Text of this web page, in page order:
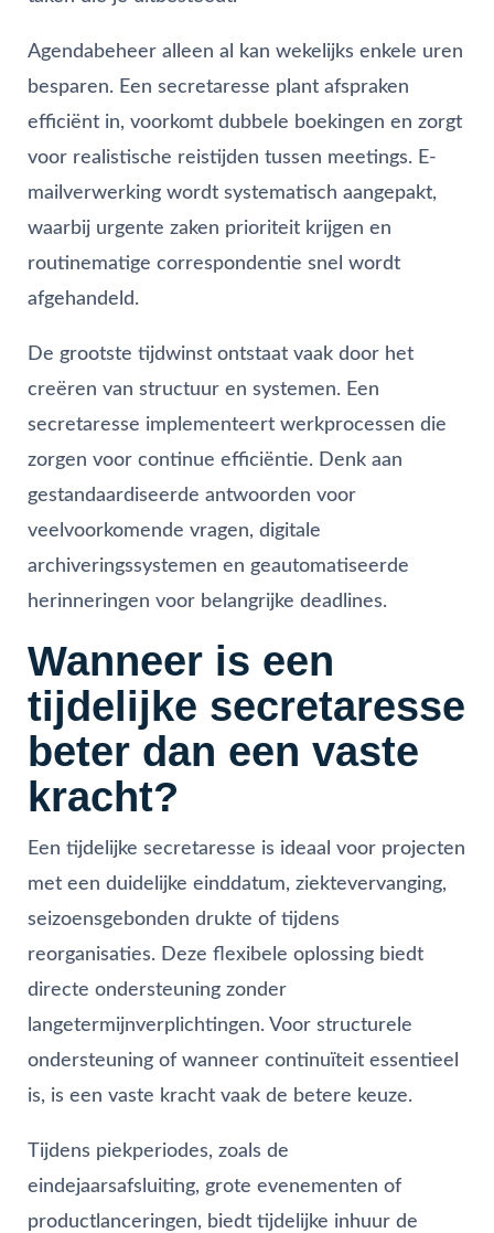
Agendabeheer alleen al kan wekelijks enkele uren
besparen. Een secretaresse plant afspraken
efficiënt in, voorkomt dubbele boekingen en zorgt
voor realistische reistijden tussen meetings. E-
mailverwerking wordt systematisch aangepakt,
waarbij urgente zaken prioriteit krijgen en
routinematige correspondentie snel wordt
afgehandeld.
De grootste tijdwinst ontstaat vaak door het
creëren van structuur en systemen. Een
secretaresse implementeert werkprocessen die
zorgen voor continue efficiëntie. Denk aan
gestandaardiseerde antwoorden voor
veelvoorkomende vragen, digitale
archiveringssystemen en geautomatiseerde
herinneringen voor belangrijke deadlines.
Wanneer is een
tijdelijke secretaresse
beter dan een vaste
kracht?
Een tijdelijke secretaresse is ideaal voor projecten
met een duidelijke einddatum, ziektevervanging,
seizoensgebonden drukte of tijdens
reorganisaties. Deze flexibele oplossing biedt
directe ondersteuning zonder
langetermijnverplichtingen. Voor structurele
ondersteuning of wanneer continuïteit essentieel
is, is een vaste kracht vaak de betere keuze.
Tijdens piekperiodes, zoals de
eindejaarsafsluiting, grote evenementen of
productlanceringen, biedt tijdelijke inhuur de